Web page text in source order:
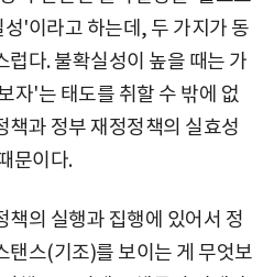
'이라고 하는데, 두 가지가 동
다. 불확실성이 높을 때는 가
자'는 태도를 취할 수 밖에 없
책과 정부 재정정책의 실효성
문이다.
책의 실행과 집행에 있어서 정
탠스(기조)를 보이는 게 무엇보